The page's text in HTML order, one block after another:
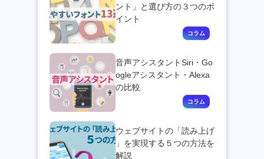
ント」と選び方の３つのポ
イント
音声アシスタントSiri・Go
ogleアシスタント・Alexa
の比較
ウェブサイトの「読み上げ
」を実現する５つの方法を
解説